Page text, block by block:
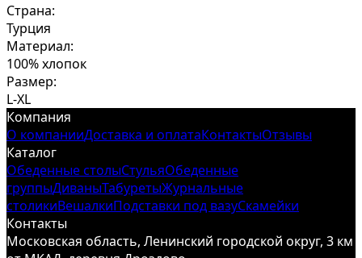
Страна:
Турция
Материал:
100% хлопок
Размер:
L-XL
Компания
О компанииДоставка и оплатаКонтактыОтзывы
Каталог
Обеденные столыСтульяОбеденные
группыДиваныТабуретыЖурнальные
столикиВешалкиПодставки под вазуСкамейки
Контакты
Московская область, Ленинский городской округ, 3 км